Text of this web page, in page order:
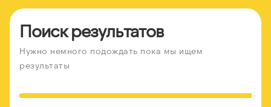
Поиск результатов
Нужно немного подождать пока мы ищем
результаты